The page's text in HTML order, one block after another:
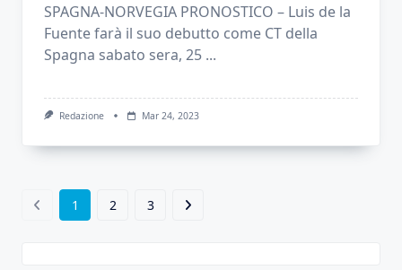
SPAGNA-NORVEGIA PRONOSTICO – Luis de la
Fuente farà il suo debutto come CT della
Spagna sabato sera, 25 ...
Redazione Mar 24, 2023
1 2 3